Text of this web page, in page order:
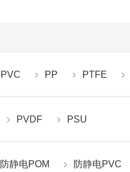
PVC PP PTFE
PVDF PSU
防静电POM 防静电PVC